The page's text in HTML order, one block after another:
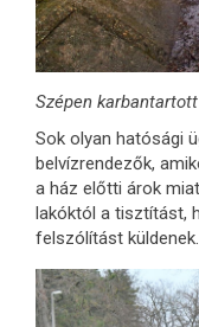
Szépen
Sok olyan hatósági
belvízrendezők,
a ház előtti árok
lakóktól a tisztítást,
felszólítást küldenek.